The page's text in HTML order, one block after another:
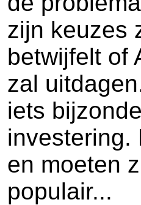
zijn keuzes
betwijfelt of
zal
iets
investering.
en moeten
populair...